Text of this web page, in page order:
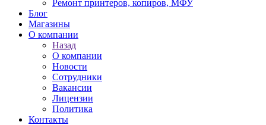
Ремонт принтеров, копиров, МФУ
Блог
Магазины
О компании
Назад
О компании
Новости
Сотрудники
Вакансии
Лицензии
Политика
Контакты